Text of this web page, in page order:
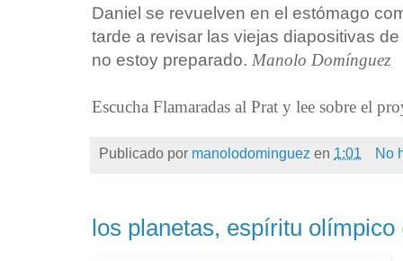
Daniel se revuelven en el estómago
tarde a revisar las viejas diapositivas
no estoy preparado. Manolo Domínguez
Escucha Flamaradas al Prat y lee sobre el
Publicado por manolodominguez en 1:01 No
los planetas, espíritu olímpico